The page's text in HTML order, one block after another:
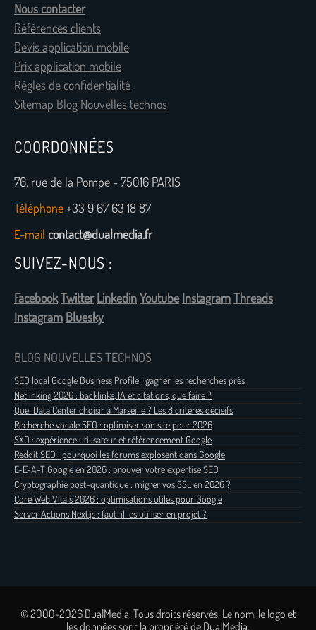
Nous contacter
Références clients
Devis application mobile
Prix application mobile
Règles de confidentialité
Sitemap Blog Nouvelles technos
COORDONNÉES
76, rue de la Pompe - 75016 PARIS
Téléphone+33 9 67 63 18 87
E-mail contact@dualmedia.fr
SUIVEZ-NOUS :
FacebookTwitter LinkedinYoutube InstagramThreads
Instagram Bluesky
BLOG NOUVELLES TECHNOS
SEO local Google Business Profile : gagner les recherches près
Netlinking 2026 : backlinks, IA et citations, que faire ?
Quel Data Center choisir à Marseille ? Les 8 critères décisifs
Recherche vocale SEO : optimiser son site pour 2026
SXO : expérience utilisateur et référencement Google
Reddit SEO : pourquoi les forums explosent dans Google
E-E-A-T Google en 2026 : prouver votre expertise SEO
Cryptographie post-quantique : migrer vos SSL en 2026 ?
Core Web Vitals 2026 : optimisations utiles pour Google
Server Actions Next.js : faut-il les utiliser en projet ?
© 2000-2026 DualMedia. Tous droits réservés. Le nom, le logo et
les données sont la propriété de DualMedia.